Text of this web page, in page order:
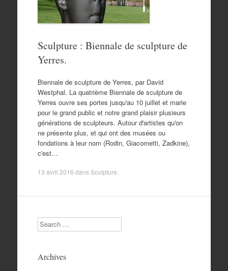
Sculpture : Biennale de sculpture de
Yerres.
Biennale de sculpture de Yerres, par David
Westphal. La quatrième Biennale de sculpture de
Yerres ouvre ses portes jusqu'au 10 juillet et marie
pour le grand public et notre grand plaisir plusieurs
générations de sculpteurs. Autour d'artistes qu'on
ne présente plus, et qui ont des musées ou
fondations à leur nom (Rodin, Giacometti, Zadkine),
c'est…
13 avril 2016 dansSculpture
Search
Archives